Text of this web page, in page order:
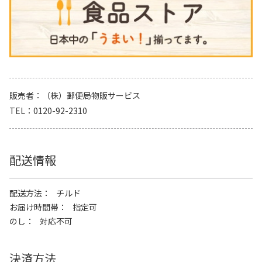
販売者
（株）郵便局物販サービス
TEL
0120-92-2310
配送情報
配送方法
チルド
お届け時間帯
指定可
のし
対応不可
決済方法